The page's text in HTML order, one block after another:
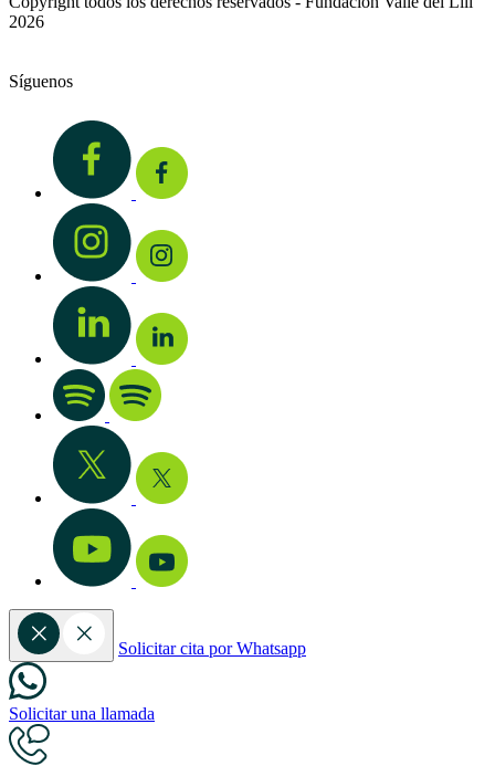
2026
Síguenos
Solicitar cita por Whatsapp
Solicitar una llamada